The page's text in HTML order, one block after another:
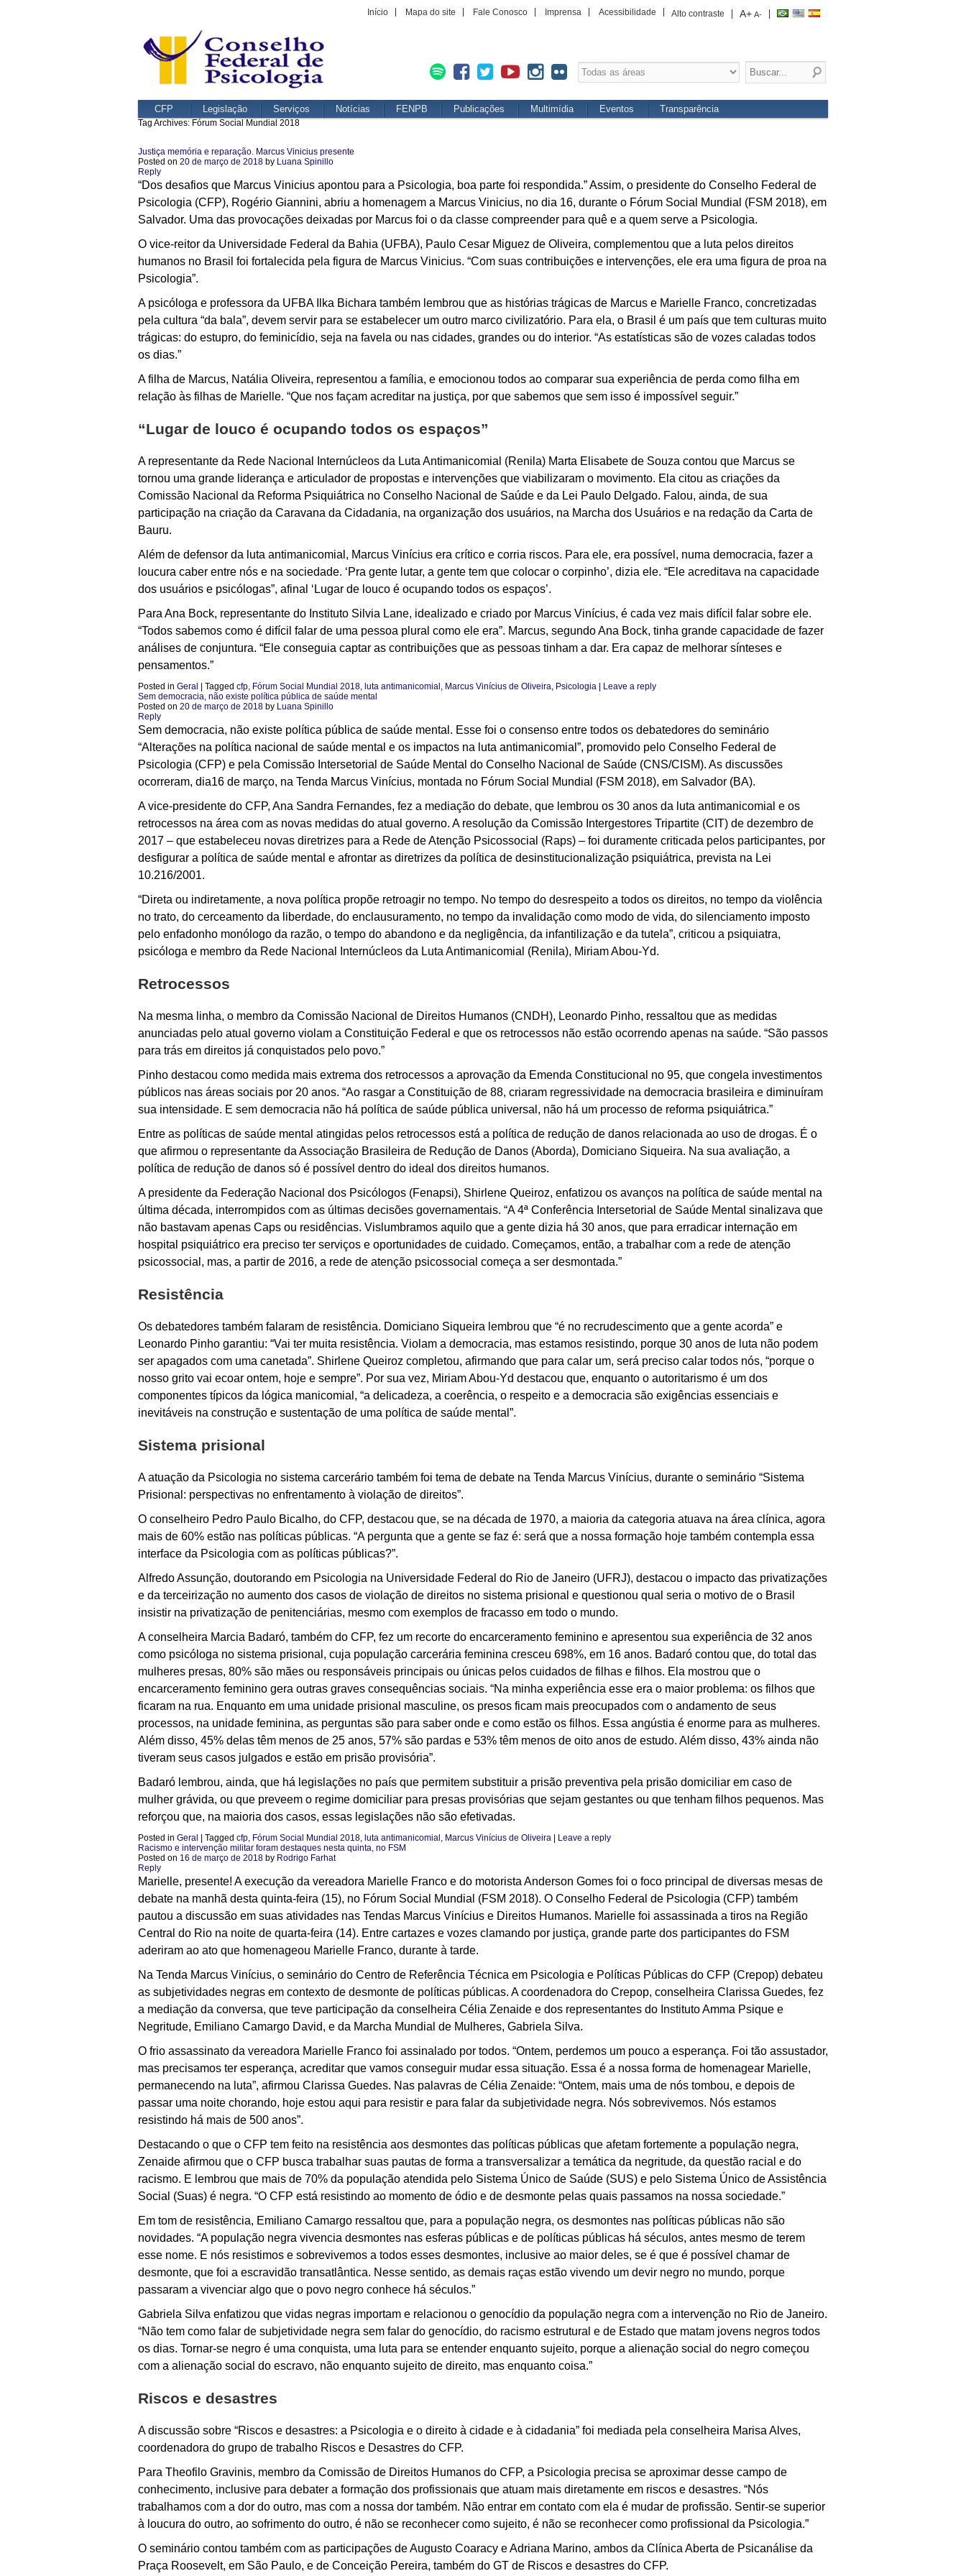
A+ A-
Alto contraste
Início Mapa do site Fale Conosco Imprensa Acessibilidade
CFP Legislação Serviços Notícias FENPB Publicações Multimídia Eventos Transparência
Tag Archives: Fórum Social Mundial 2018
Justiça memória e reparação. Marcus Vinicius presente
Posted on 20 de março de 2018 by Luana Spinillo
Reply
“Dos desafios que Marcus Vinicius apontou para a Psicologia, boa parte foi respondida.” Assim, o presidente do Conselho Federal de
Psicologia (CFP), Rogério Giannini, abriu a homenagem a Marcus Vinicius, no dia 16, durante o Fórum Social Mundial (FSM 2018), em
Salvador. Uma das provocações deixadas por Marcus foi o da classe compreender para quê e a quem serve a Psicologia.
O vice-reitor da Universidade Federal da Bahia (UFBA), Paulo Cesar Miguez de Oliveira, complementou que a luta pelos direitos
humanos no Brasil foi fortalecida pela figura de Marcus Vinicius. “Com suas contribuições e intervenções, ele era uma figura de proa na
Psicologia”.
A psicóloga e professora da UFBA Ilka Bichara também lembrou que as histórias trágicas de Marcus e Marielle Franco, concretizadas
pela cultura “da bala”, devem servir para se estabelecer um outro marco civilizatório. Para ela, o Brasil é um país que tem culturas muito
trágicas: do estupro, do feminicídio, seja na favela ou nas cidades, grandes ou do interior. “As estatísticas são de vozes caladas todos
os dias.”
A filha de Marcus, Natália Oliveira, representou a família, e emocionou todos ao comparar sua experiência de perda como filha em
relação às filhas de Marielle. “Que nos façam acreditar na justiça, por que sabemos que sem isso é impossível seguir.”
“Lugar de louco é ocupando todos os espaços”
A representante da Rede Nacional Internúcleos da Luta Antimanicomial (Renila) Marta Elisabete de Souza contou que Marcus se
tornou uma grande liderança e articulador de propostas e intervenções que viabilizaram o movimento. Ela citou as criações da
Comissão Nacional da Reforma Psiquiátrica no Conselho Nacional de Saúde e da Lei Paulo Delgado. Falou, ainda, de sua
participação na criação da Caravana da Cidadania, na organização dos usuários, na Marcha dos Usuários e na redação da Carta de
Bauru.
Além de defensor da luta antimanicomial, Marcus Vinícius era crítico e corria riscos. Para ele, era possível, numa democracia, fazer a
loucura caber entre nós e na sociedade. ‘Pra gente lutar, a gente tem que colocar o corpinho’, dizia ele. “Ele acreditava na capacidade
dos usuários e psicólogas”, afinal ‘Lugar de louco é ocupando todos os espaços’.
Para Ana Bock, representante do Instituto Silvia Lane, idealizado e criado por Marcus Vinícius, é cada vez mais difícil falar sobre ele.
“Todos sabemos como é difícil falar de uma pessoa plural como ele era”. Marcus, segundo Ana Bock, tinha grande capacidade de fazer
análises de conjuntura. “Ele conseguia captar as contribuições que as pessoas tinham a dar. Era capaz de melhorar sínteses e
pensamentos.”
Posted in Geral Tagged cfp, Fórum Social Mundial 2018, luta antimanicomial , Marcus Vinícius de Oliveira, Psicologia
Leave a reply
Sem democracia, não existe política pública de saúde mental
Posted on 20 de março de 2018 by Luana Spinillo
Reply
Sem democracia, não existe política pública de saúde mental. Esse foi o consenso entre todos os debatedores do seminário
“Alterações na política nacional de saúde mental e os impactos na luta antimanicomial”, promovido pelo Conselho Federal de
Psicologia (CFP) e pela Comissão Intersetorial de Saúde Mental do Conselho Nacional de Saúde (CNS/CISM). As discussões
ocorreram, dia16 de março, na Tenda Marcus Vinícius, montada no Fórum Social Mundial (FSM 2018), em Salvador (BA).
A vice-presidente do CFP, Ana Sandra Fernandes, fez a mediação do debate, que lembrou os 30 anos da luta antimanicomial e os
retrocessos na área com as novas medidas do atual governo. A resolução da Comissão Intergestores Tripartite (CIT) de dezembro de
2017 – que estabeleceu novas diretrizes para a Rede de Atenção Psicossocial (Raps) – foi duramente criticada pelos participantes, por
desfigurar a política de saúde mental e afrontar as diretrizes da política de desinstitucionalização psiquiátrica, prevista na Lei
10.216/2001.
“Direta ou indiretamente, a nova política propõe retroagir no tempo. No tempo do desrespeito a todos os direitos, no tempo da violência
no trato, do cerceamento da liberdade, do enclausuramento, no tempo da invalidação como modo de vida, do silenciamento imposto
pelo enfadonho monólogo da razão, o tempo do abandono e da negligência, da infantilização e da tutela”, criticou a psiquiatra,
psicóloga e membro da Rede Nacional Internúcleos da Luta Antimanicomial (Renila), Miriam Abou-Yd.
Retrocessos
Na mesma linha, o membro da Comissão Nacional de Direitos Humanos (CNDH), Leonardo Pinho, ressaltou que as medidas
anunciadas pelo atual governo violam a Constituição Federal e que os retrocessos não estão ocorrendo apenas na saúde. “São passos
para trás em direitos já conquistados pelo povo.”
Pinho destacou como medida mais extrema dos retrocessos a aprovação da Emenda Constitucional no 95, que congela investimentos
públicos nas áreas sociais por 20 anos. “Ao rasgar a Constituição de 88, criaram regressividade na democracia brasileira e diminuíram
sua intensidade. E sem democracia não há política de saúde pública universal, não há um processo de reforma psiquiátrica.”
Entre as políticas de saúde mental atingidas pelos retrocessos está a política de redução de danos relacionada ao uso de drogas. É o
que afirmou o representante da Associação Brasileira de Redução de Danos (Aborda), Domiciano Siqueira. Na sua avaliação, a
política de redução de danos só é possível dentro do ideal dos direitos humanos.
A presidente da Federação Nacional dos Psicólogos (Fenapsi), Shirlene Queiroz, enfatizou os avanços na política de saúde mental na
última década, interrompidos com as últimas decisões governamentais. “A 4ª Conferência Intersetorial de Saúde Mental sinalizava que
não bastavam apenas Caps ou residências. Vislumbramos aquilo que a gente dizia há 30 anos, que para erradicar internação em
hospital psiquiátrico era preciso ter serviços e oportunidades de cuidado. Começamos, então, a trabalhar com a rede de atenção
psicossocial, mas, a partir de 2016, a rede de atenção psicossocial começa a ser desmontada.”
Resistência
Os debatedores também falaram de resistência. Domiciano Siqueira lembrou que “é no recrudescimento que a gente acorda” e
Leonardo Pinho garantiu: “Vai ter muita resistência. Violam a democracia, mas estamos resistindo, porque 30 anos de luta não podem
ser apagados com uma canetada”. Shirlene Queiroz completou, afirmando que para calar um, será preciso calar todos nós, “porque o
nosso grito vai ecoar ontem, hoje e sempre”. Por sua vez, Miriam Abou-Yd destacou que, enquanto o autoritarismo é um dos
componentes típicos da lógica manicomial, “a delicadeza, a coerência, o respeito e a democracia são exigências essenciais e
inevitáveis na construção e sustentação de uma política de saúde mental”.
Sistema prisional
A atuação da Psicologia no sistema carcerário também foi tema de debate na Tenda Marcus Vinícius, durante o seminário “Sistema
Prisional: perspectivas no enfrentamento à violação de direitos”.
O conselheiro Pedro Paulo Bicalho, do CFP, destacou que, se na década de 1970, a maioria da categoria atuava na área clínica, agora
mais de 60% estão nas políticas públicas. “A pergunta que a gente se faz é: será que a nossa formação hoje também contempla essa
interface da Psicologia com as políticas públicas?”.
Alfredo Assunção, doutorando em Psicologia na Universidade Federal do Rio de Janeiro (UFRJ), destacou o impacto das privatizações
e da terceirização no aumento dos casos de violação de direitos no sistema prisional e questionou qual seria o motivo de o Brasil
insistir na privatização de penitenciárias, mesmo com exemplos de fracasso em todo o mundo.
A conselheira Marcia Badaró, também do CFP, fez um recorte do encarceramento feminino e apresentou sua experiência de 32 anos
como psicóloga no sistema prisional, cuja população carcerária feminina cresceu 698%, em 16 anos. Badaró contou que, do total das
mulheres presas, 80% são mães ou responsáveis principais ou únicas pelos cuidados de filhas e filhos. Ela mostrou que o
encarceramento feminino gera outras graves consequências sociais. “Na minha experiência esse era o maior problema: os filhos que
ficaram na rua. Enquanto em uma unidade prisional masculine, os presos ficam mais preocupados com o andamento de seus
processos, na unidade feminina, as perguntas são para saber onde e como estão os filhos. Essa angústia é enorme para as mulheres.
Além disso, 45% delas têm menos de 25 anos, 57% são pardas e 53% têm menos de oito anos de estudo. Além disso, 43% ainda não
tiveram seus casos julgados e estão em prisão provisória”.
Badaró lembrou, ainda, que há legislações no país que permitem substituir a prisão preventiva pela prisão domiciliar em caso de
mulher grávida, ou que preveem o regime domiciliar para presas provisórias que sejam gestantes ou que tenham filhos pequenos. Mas
reforçou que, na maioria dos casos, essas legislações não são efetivadas.
Posted in Geral Tagged cfp, Fórum Social Mundial 2018, luta antimanicomial , Marcus Vinícius de Oliveira
Leave a reply
Racismo e intervenção militar foram destaques nesta quinta, no FSM
Posted on 16 de março de 2018 by Rodrigo Farhat
Reply
Marielle, presente! A execução da vereadora Marielle Franco e do motorista Anderson Gomes foi o foco principal de diversas mesas de
debate na manhã desta quinta-feira (15), no Fórum Social Mundial (FSM 2018). O Conselho Federal de Psicologia (CFP) também
pautou a discussão em suas atividades nas Tendas Marcus Vinícius e Direitos Humanos. Marielle foi assassinada a tiros na Região
Central do Rio na noite de quarta-feira (14). Entre cartazes e vozes clamando por justiça, grande parte dos participantes do FSM
aderiram ao ato que homenageou Marielle Franco, durante à tarde.
Na Tenda Marcus Vinícius, o seminário do Centro de Referência Técnica em Psicologia e Políticas Públicas do CFP (Crepop) debateu
as subjetividades negras em contexto de desmonte de políticas públicas. A coordenadora do Crepop, conselheira Clarissa Guedes, fez
a mediação da conversa, que teve participação da conselheira Célia Zenaide e dos representantes do Instituto Amma Psique e
Negritude, Emiliano Camargo David, e da Marcha Mundial de Mulheres, Gabriela Silva.
O frio assassinato da vereadora Marielle Franco foi assinalado por todos. “Ontem, perdemos um pouco a esperança. Foi tão assustador,
mas precisamos ter esperança, acreditar que vamos conseguir mudar essa situação. Essa é a nossa forma de homenagear Marielle,
permanecendo na luta”, afirmou Clarissa Guedes. Nas palavras de Célia Zenaide: “Ontem, mais uma de nós tombou, e depois de
passar uma noite chorando, hoje estou aqui para resistir e para falar da subjetividade negra. Nós sobrevivemos. Nós estamos
resistindo há mais de 500 anos”.
Destacando o que o CFP tem feito na resistência aos desmontes das políticas públicas que afetam fortemente a população negra,
Zenaide afirmou que o CFP busca trabalhar suas pautas de forma a transversalizar a temática da negritude, da questão racial e do
racismo. E lembrou que mais de 70% da população atendida pelo Sistema Único de Saúde (SUS) e pelo Sistema Único de Assistência
Social (Suas) é negra. “O CFP está resistindo ao momento de ódio e de desmonte pelas quais passamos na nossa sociedade.”
Em tom de resistência, Emiliano Camargo ressaltou que, para a população negra, os desmontes nas políticas públicas não são
novidades. “A população negra vivencia desmontes nas esferas públicas e de políticas públicas há séculos, antes mesmo de terem
esse nome. E nós resistimos e sobrevivemos a todos esses desmontes, inclusive ao maior deles, se é que é possível chamar de
desmonte, que foi a escravidão transatlântica. Nesse sentido, as demais raças estão vivendo um devir negro no mundo, porque
passaram a vivenciar algo que o povo negro conhece há séculos.”
Gabriela Silva enfatizou que vidas negras importam e relacionou o genocídio da população negra com a intervenção no Rio de Janeiro.
“Não tem como falar de subjetividade negra sem falar do genocídio, do racismo estrutural e de Estado que matam jovens negros todos
os dias. Tornar-se negro é uma conquista, uma luta para se entender enquanto sujeito, porque a alienação social do negro começou
com a alienação social do escravo, não enquanto sujeito de direito, mas enquanto coisa.”
Riscos e desastres
A discussão sobre “Riscos e desastres: a Psicologia e o direito à cidade e à cidadania” foi mediada pela conselheira Marisa Alves,
coordenadora do grupo de trabalho Riscos e Desastres do CFP.
Para Theofilo Gravinis, membro da Comissão de Direitos Humanos do CFP, a Psicologia precisa se aproximar desse campo de
conhecimento, inclusive para debater a formação dos profissionais que atuam mais diretamente em riscos e desastres. “Nós
trabalhamos com a dor do outro, mas com a nossa dor também. Não entrar em contato com ela é mudar de profissão. Sentir-se superior
à loucura do outro, ao sofrimento do outro, é não se reconhecer como sujeito, é não se reconhecer como profissional da Psicologia.”
O seminário contou também com as participações de Augusto Coaracy e Adriana Marino, ambos da Clínica Aberta de Psicanálise da
Praça Roosevelt, em São Paulo, e de Conceição Pereira, também do GT de Riscos e desastres do CFP.